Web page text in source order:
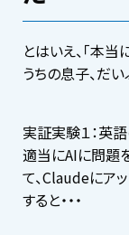
とはいえ、「本
うちの息子、だい
実証実験１：英
適当にAIに問題
て、Claudeにアッ
すると・・・